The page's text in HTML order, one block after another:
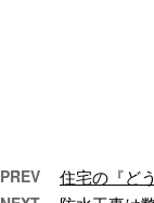
PREV 住宅の『ど